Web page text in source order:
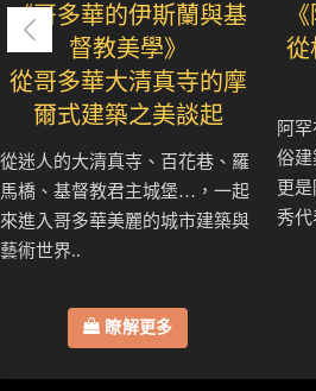
《哥多華的伊斯蘭與基
督教美學》
從哥多華大清真寺的摩
爾式建築之美談起
從迷人的大清真寺、百花巷、羅
馬橋、基督教君主城堡…，一起
來進入哥多華美麗的城市建築與
藝術世界..
瞭解更多
從
阿
俗建
更
秀代